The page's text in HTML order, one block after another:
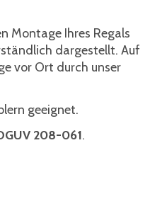
Montage Ihres Regals
dargestellt. Auf
vor Ort durch unser
geeignet.
208-061.